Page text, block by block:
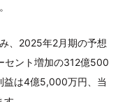
、2025年2月期の予想
セント増加の312億500
益は4億5,000万円、当